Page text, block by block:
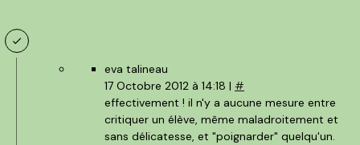
eva talineau
17 Octobre 2012 à 14:18 | #
effectivement ! il n'y a aucune mesure entre
critiquer un élève, même maladroitement et
sans délicatesse, et "poignarder" quelqu'un.